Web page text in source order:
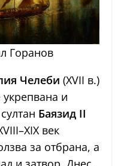
Горанов
Челеби (XVII в.)
укрепвана и
Баязид II
век
за отбрана, а